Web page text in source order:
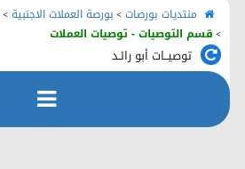
منتديات بورصات > بورصة العملات الاجنبية >
> قسم التوصيات - توصيات العملات
توصيــات أبو رائـد